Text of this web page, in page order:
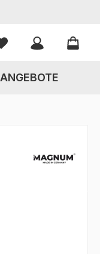
Du hast 0
ANGEBOTE